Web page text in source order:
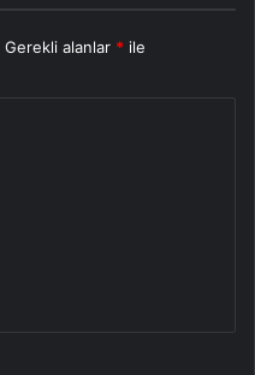
Gerekli alanlar * ile